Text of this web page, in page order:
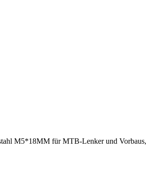
M5*18MM für MTB-Lenker und